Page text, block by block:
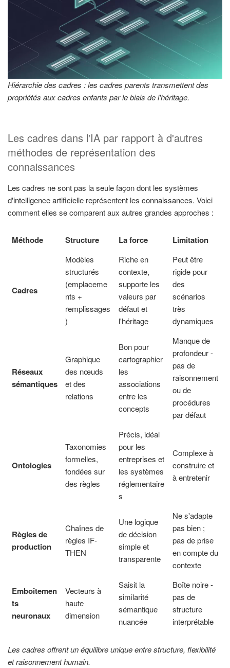
Hiérarchie des cadres : les cadres parents transmettent des
propriétés aux cadres enfants par le biais de l'héritage.
Les cadres dans l'IA par rapport à d'autres
méthodes de représentation des
connaissances
Les cadres ne sont pas la seule façon dont les systèmes
d'intelligence artificielle représentent les connaissances. Voici
comment elles se comparent aux autres grandes approches :
Méthode Structure La force Limitation
Cadres
Modèles
structurés
(emplaceme
nts +
remplissages
)
Riche en
contexte,
supporte les
valeurs par
défaut et
l'héritage
Peut être
rigide pour
des
scénarios
très
dynamiques
Réseaux
sémantiques
Graphique
des nœuds
et des
relations
Bon pour
cartographier
les
associations
entre les
concepts
Manque de
profondeur -
pas de
raisonnement
ou de
procédures
par défaut
Ontologies
Taxonomies
formelles,
fondées sur
des règles
Précis, idéal
pour les
entreprises et
les systèmes
réglementaire
s
Complexe à
construire et
à entretenir
Règles de
production
Chaînes de
règles IF-
THEN
Une logique
de décision
simple et
transparente
Ne s'adapte
pas bien ;
pas de prise
en compte du
contexte
Emboîtemen
ts
neuronaux
Vecteurs à
haute
dimension
Saisit la
similarité
sémantique
nuancée
Boîte noire -
pas de
structure
interprétable
Les cadres offrent un équilibre unique entre structure, flexibilité
et raisonnement humain.